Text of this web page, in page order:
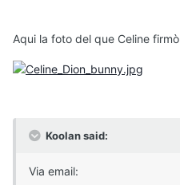
Aqui la foto del que Celine firmò
Koolan said:
Via email: